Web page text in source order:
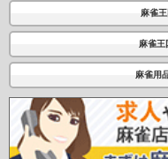
麻雀
麻雀
麻雀用